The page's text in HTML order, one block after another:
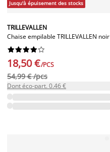
Jusqu'à épuisement des stocks
TRILLEVALLEN
Chaise empilable TRILLEVALLEN noir






18,50 €/PCS
54,99 € /pcs
Dont éco-part. 0.46 €